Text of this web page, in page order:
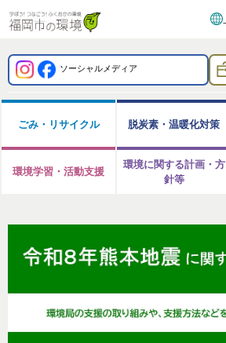
ソーシャルメディア
ごみ・リサイクル 脱炭素・温暖化対策
環境学習・活動支援
環境に関する計画・方
針等